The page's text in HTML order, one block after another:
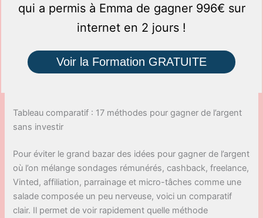
qui a permis à Emma de gagner 996€ sur
internet en 2 jours !
Voir la Formation GRATUITE
Tableau comparatif : 17 méthodes pour gagner de l’argent
sans investir
Pour éviter le grand bazar des idées pour gagner de l’argent
où l’on mélange sondages rémunérés, cashback, freelance,
Vinted, affiliation, parrainage et micro-tâches comme une
salade composée un peu nerveuse, voici un comparatif
clair. Il permet de voir rapidement quelle méthode